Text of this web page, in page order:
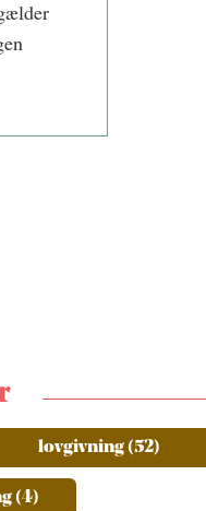
lovgivning (52)
(4)